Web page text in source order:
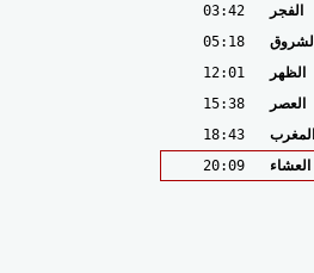
الفجر
03:42
الشروق
05:18
الظهر
12:01
العصر
15:38
المغرب
18:43
العشاء
20:09